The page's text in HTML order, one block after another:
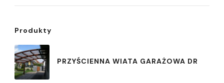
Produkty
PRZYŚCIENNA WIATA GARAŻOWA DR